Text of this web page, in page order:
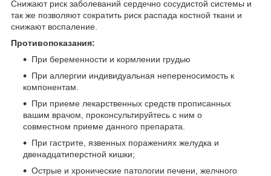
Снижают риск заболеваний сердечно сосудистой системы и
так же позволяют сократить риск распада костной ткани и
снижают воспаление.
Противопоказания:
При беременности и кормлении грудью
При аллергии индивидуальная непереносимость к
компонентам.
При приеме лекарственных средств прописанных
вашим врачом, проконсультируйтесь с ним о
совместном приеме данного препарата.
При гастрите, язвенных поражениях желудка и
двенадцатиперстной кишки;
Острые и хронические патологии печени, желчного